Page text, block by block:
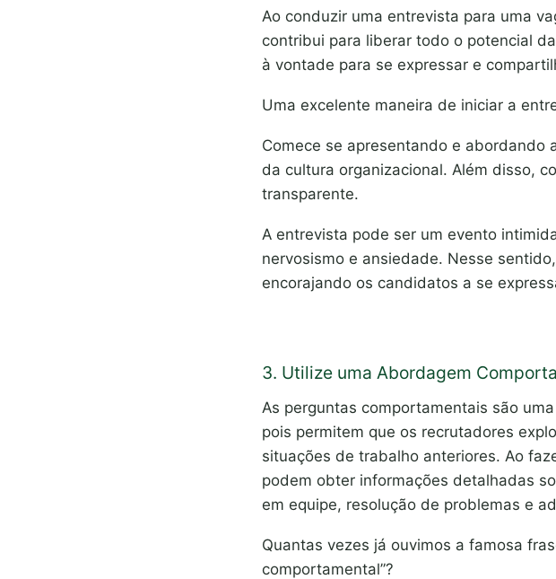
Ao conduzir uma entrevista para uma
contribui para liberar todo o potencial
à vontade para se expressar e
Uma excelente maneira de iniciar a
Comece se apresentando e abordando
da cultura organizacional. Além disso,
transparente.
A entrevista pode ser um evento
nervosismo e ansiedade. Nesse
encorajando os candidatos a se
3. Utilize uma Abordagem
As perguntas comportamentais são
pois permitem que os recrutadores
situações de trabalho anteriores. Ao
podem obter informações detalhadas
em equipe, resolução de problemas e
Quantas vezes já ouvimos a famosa
comportamental”?